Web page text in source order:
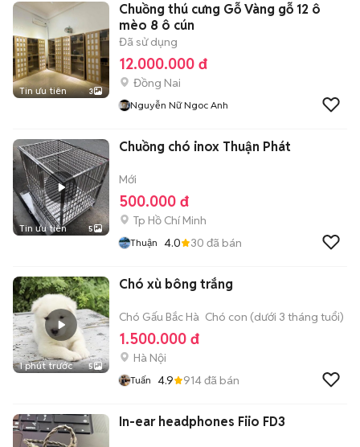
Tin ưu tiên 3
Chuồng thú cưng Gỗ Vàng gỗ 12 ô
mèo 8 ô cún
Đã sử dụng
12.000.000 đ
Đồng Nai
Nguyễn Nữ Ngoc Anh
Tin ưu tiên 5
Chuồng chó inox Thuận Phát
Mới
500.000 đ
Tp Hồ Chí Minh
Thuận 4.0 30 đã bán
1 phút trước 5
Chó xù bông trắng
Chó Gấu Bắc Hà Chó con (dưới 3 tháng tuổi)
1.500.000 đ
Hà Nội
Tuấn 4.9 914đã bán
In-ear headphones Fiio FD3